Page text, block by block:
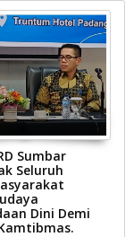
Sumbar
Seluruh
Dini Demi